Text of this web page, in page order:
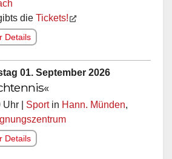
die Tickets!
Details
01. September 2026
Uhr | Sportin Hann. Münden,
Details